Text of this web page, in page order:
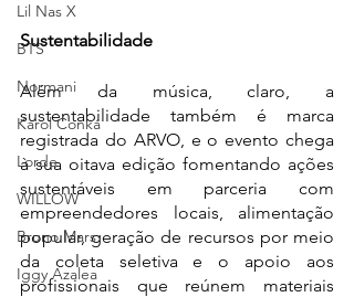
Lil Nas X
BTS
Normani
Karol Conká
Lorde
WILLOW
Bruno Mars
Iggy Azalea
Sustentabilidade
Além da música, claro, a
sustentabilidade também é marca
registrada do ARVO, e o evento chega
à sua oitava edição fomentando ações
sustentáveis em parceria com
empreendedores locais, alimentação
popular, geração de recursos por meio
da coleta seletiva e o apoio aos
profissionais que reúnem materiais